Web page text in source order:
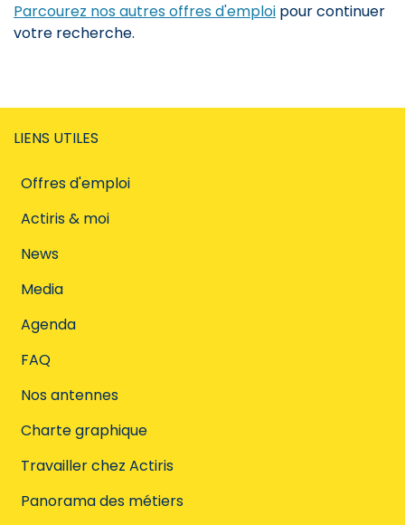
Parcourez nos autres offres d'emploi pour continuer
votre recherche.
LIENS UTILES
Offres d'emploi
Actiris & moi
News
Media
Agenda
FAQ
Nos antennes
Charte graphique
Travailler chez Actiris
Panorama des métiers